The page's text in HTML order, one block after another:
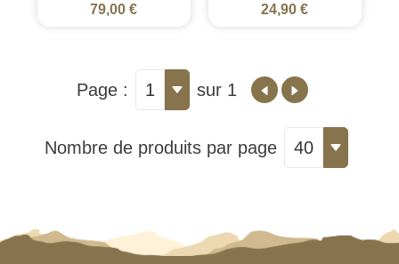
79,00 € 24,90 €
Page : 1 sur 1
Nombre de produits par page 40